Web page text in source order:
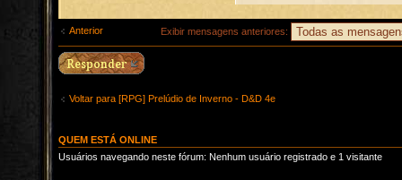
Anterior Exibir mensagens anteriores:
Voltar para [RPG] Prelúdio de Inverno - D&D 4e
QUEM ESTÁ ONLINE
Usuários navegando neste fórum: Nenhum usuário registrado e 1 visitante